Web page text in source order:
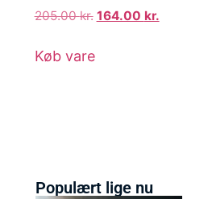
205.00kr. 164.00 kr.
Køb vare
Populært lige nu